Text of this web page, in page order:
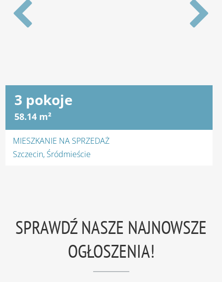
MIESZKANIE NA WYNAJEM
SPRAWDŹ NASZE NAJNOWSZE
OGŁOSZENIA!